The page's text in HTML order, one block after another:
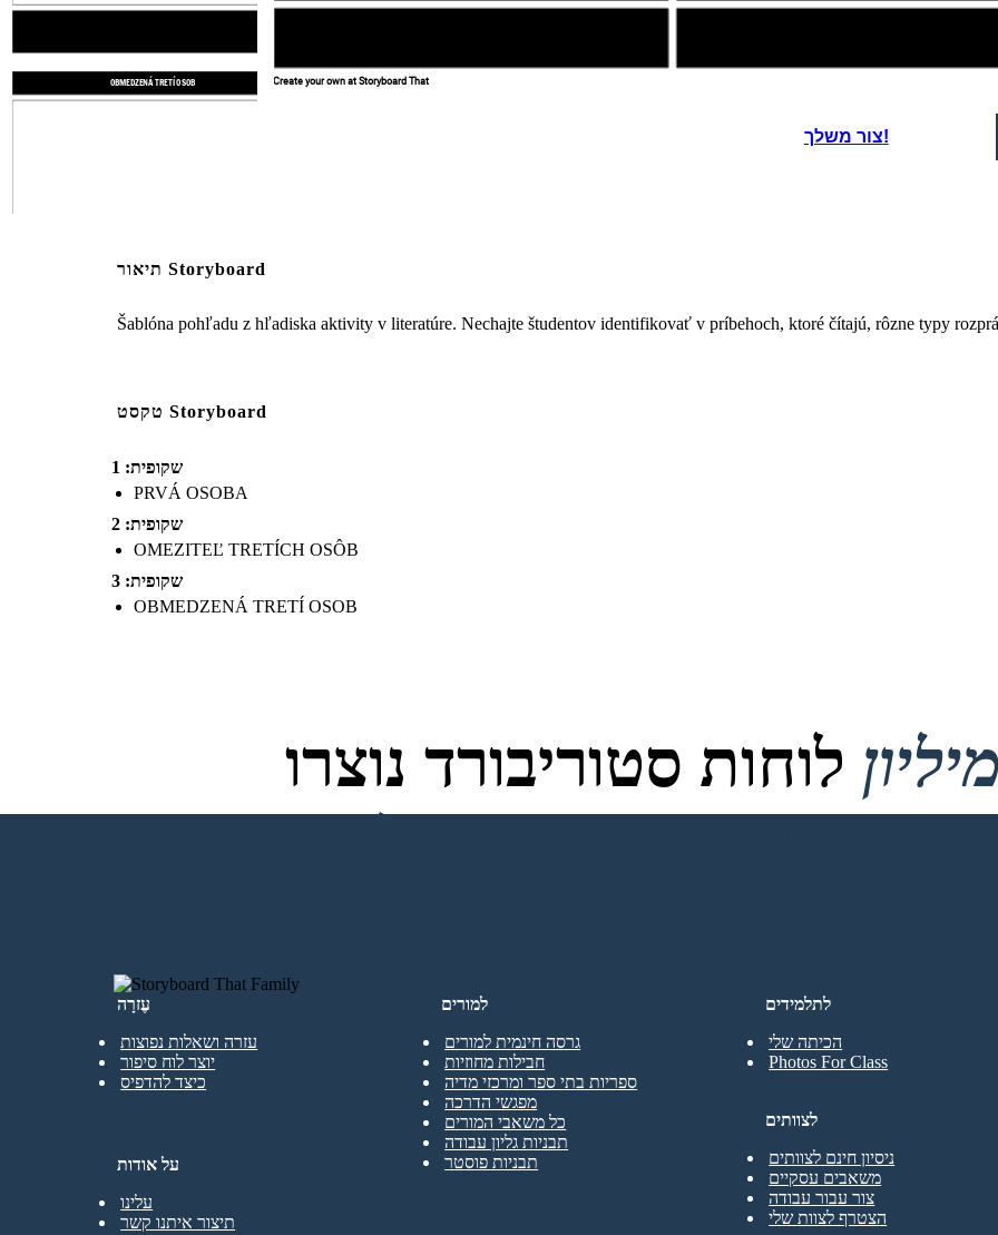
OBMEDZENÁ TRETÍ OSOB Create your own at Storyboard That
צור משלך!
תיאור Storyboard
Šablóna pohľadu z hľadiska aktivity v literatúre. Nechajte študentov identifikovať v príbehoch, ktoré čítajú, rôzne typy
טקסט Storyboard
שקופית: 1
PRVÁ OSOBA
שקופית: 2
OMEZITEĽ TRETÍCH OSÔB
שקופית: 3
OBMEDZENÁ TRETÍ OSOB
לוחות סטוריבורד נוצרו
עֶזרָה
עזרה ושאלות נפוצות
יוצר לוח סיפור
כיצד להדפיס
לתלמידים
הכיתה שלי
Photos For Class
למורים
גרסה חינמית למורים
חבילות מחוזיות
ספריות בתי ספר ומרכזי מדיה
מפגשי הדרכה
כל משאבי המורים
תבניות גליון עבודה
תבניות פוסטר
לצוותים
ניסיון חינם לצוותים
משאבים עסקיים
צור עבור עבודה
הצטרף לצוות שלי
על אודות
עלינו
תיצור איתנו קשר